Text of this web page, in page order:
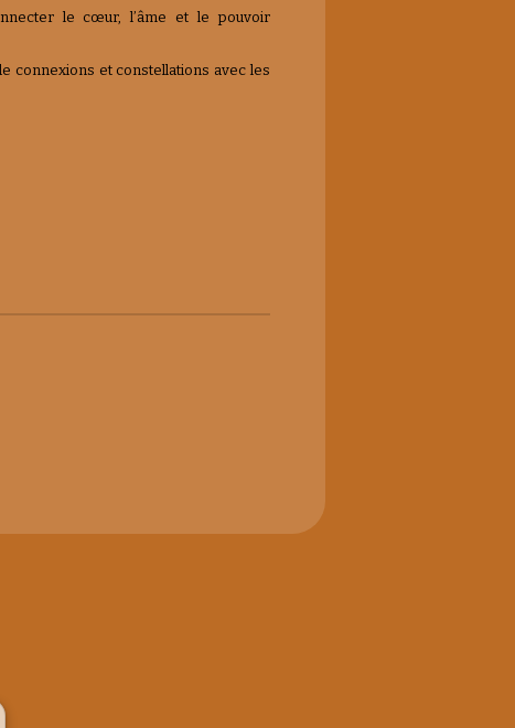
le cœur, l’âme et le pouvoir
connexions et constellations avec les